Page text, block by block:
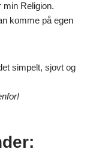
Religion.
komme på egen
simpelt, sjovt og